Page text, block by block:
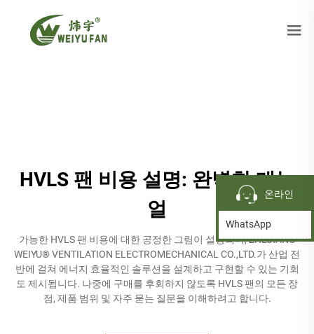
HVLS 팬 비용 설명: 완벽한 매뉴
얼
가능한 HVLS 팬 비용에 대한 공정한 그림이 설명되며, ZHEJIANG
WEIYU® VENTILATION ELECTROMECHANICAL CO.,LTD.가 산업 전
반에 걸쳐 에너지 효율적인 솔루션을 설계하고 구현할 수 있는 기회
도 제시됩니다. 나중에 구매를 후회하지 않도록 HVLS 팬의 모든 장
점, 제품 범위 및 자주 묻는 질문을 이해하려고 합니다.
온라인
WhatsApp